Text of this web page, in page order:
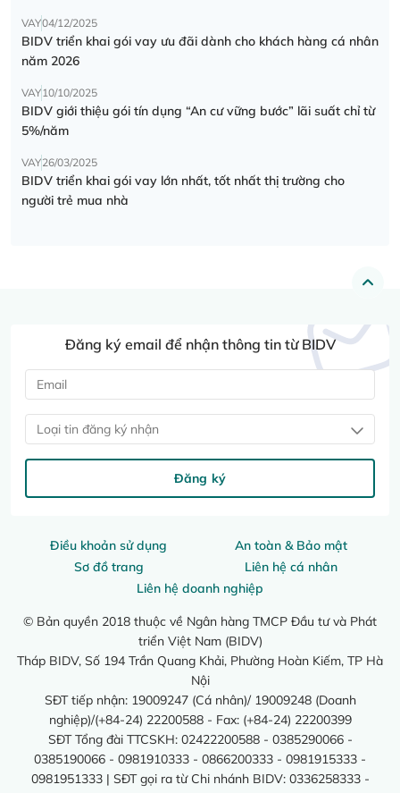
VAY04/12/2025
BIDV triển khai gói vay ưu đãi dành cho khách hàng cá nhân
năm 2026
VAY10/10/2025
BIDV giới thiệu gói tín dụng “An cư vững bước” lãi suất chỉ từ
5%/năm
VAY26/03/2025
BIDV triển khai gói vay lớn nhất, tốt nhất thị trường cho
người trẻ mua nhà
Điều khoản sử dụng
An toàn & Bảo mật
Sơ đồ trang
Liên hệ cá nhân
Liên hệ doanh nghiệp
© Bản quyền 2018 thuộc về Ngân hàng TMCP Đầu tư và Phát
triển Việt Nam (BIDV)
Tháp BIDV, Số 194 Trần Quang Khải, Phường Hoàn Kiếm, TP Hà
Nội
SĐT tiếp nhận: 19009247 (Cá nhân)/ 19009248 (Doanh
nghiệp)/(+84-24) 22200588 - Fax: (+84-24) 22200399
SĐT Tổng đài TTCSKH: 02422200588 - 0385290066 -
0385190066 - 0981910333 - 0866200333 - 0981915333 -
0981951333 | SĐT gọi ra từ Chi nhánh BIDV: 0336258333 -
Đăng ký email để nhận thông tin từ BIDV
Loại tin đăng ký nhận
Đăng ký